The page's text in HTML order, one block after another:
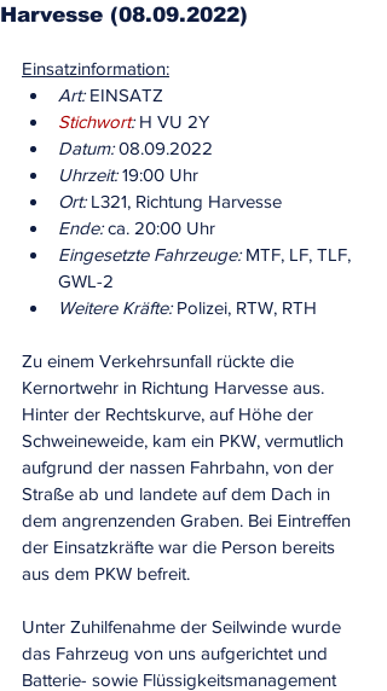
Harvesse (08.09.2022)
Einsatzinformation:
Art: EINSATZ
Stichwort: H VU 2Y
Datum: 08.09.2022
Uhrzeit: 19:00 Uhr
Ort: L321, Richtung Harvesse
Ende: ca. 20:00 Uhr
Eingesetzte Fahrzeuge: MTF, LF, TLF,
GWL-2
Weitere Kräfte: Polizei, RTW, RTH
Zu einem Verkehrsunfall rückte die
Kernortwehr in Richtung Harvesse aus.
Hinter der Rechtskurve, auf Höhe der
Schweineweide, kam ein PKW, vermutlich
aufgrund der nassen Fahrbahn, von der
Straße ab und landete auf dem Dach in
dem angrenzenden Graben. Bei Eintreffen
der Einsatzkräfte war die Person bereits
aus dem PKW befreit.
Unter Zuhilfenahme der Seilwinde wurde
das Fahrzeug von uns aufgerichtet und
Batterie- sowie Flüssigkeitsmanagement